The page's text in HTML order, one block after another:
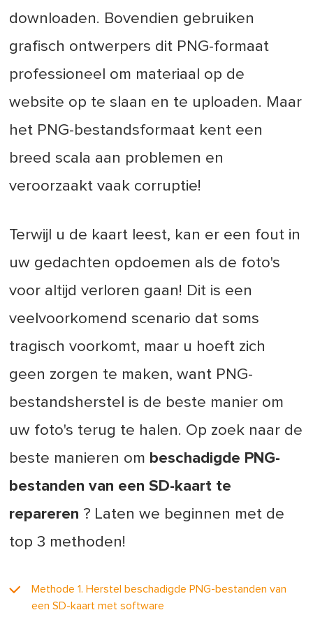
downloaden. Bovendien gebruiken
grafisch ontwerpers dit PNG-formaat
professioneel om materiaal op de
website op te slaan en te uploaden. Maar
het PNG-bestandsformaat kent een
breed scala aan problemen en
veroorzaakt vaak corruptie!
Terwijl u de kaart leest, kan er een fout in
uw gedachten opdoemen als de foto's
voor altijd verloren gaan! Dit is een
veelvoorkomend scenario dat soms
tragisch voorkomt, maar u hoeft zich
geen zorgen te maken, want PNG-
bestandsherstel is de beste manier om
uw foto's terug te halen. Op zoek naar de
beste manieren om beschadigde PNG-
bestanden van een SD-kaart te
repareren ? Laten we beginnen met de
top 3 methoden!
Methode 1. Herstel beschadigde PNG-bestanden van
een SD-kaart met software